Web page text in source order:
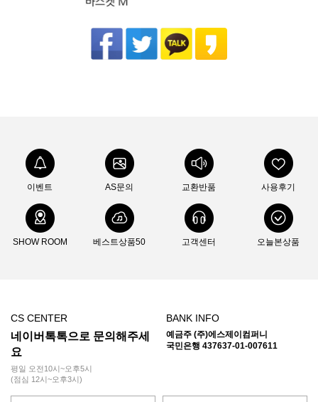
이벤트 AS문의 교환반품 사용후기
SHOW ROOM 베스트상품50 고객센터 오늘본상품
CS CENTER
네이버톡톡으로 문의해주세
요
평일 오전10시~오후5시
(점심 12시~오후3시)
BANK INFO
예금주 (주)에스제이컴퍼니
국민은행 437637-01-007611